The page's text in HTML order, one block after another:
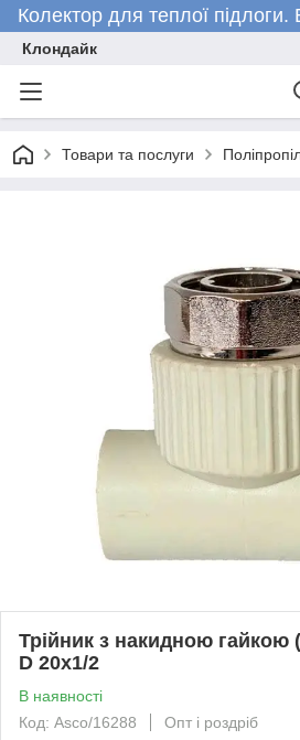
Колектор для теплої підлоги.
Клондайк
Товари та послуги
Трійник з накидною гайкою
D 20х1/2
В наявності
Код: Asco/16288
Опт і роздріб